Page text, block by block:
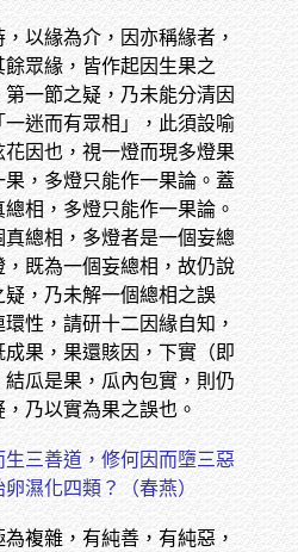
以緣為介，因亦稱緣者，
眾緣，皆作起因生果之
一節之疑，乃未能分清因
迷而有眾相」，此須設喻
因也，視一燈而現多燈果
，多燈只能作一果論。蓋
相，多燈只能作一果論。
總相，多燈者是一個妄總
既為一個妄總相，故仍說
，乃未解一個總相之誤
性，請研十二因緣自知，
成果，果還賅因，下實（即
瓜是果，瓜內包實，則仍
乃以實為果之誤也。
生三善道，修何因而墮三惡
濕化四類？（春燕）
複雜，有純善，有純惡，